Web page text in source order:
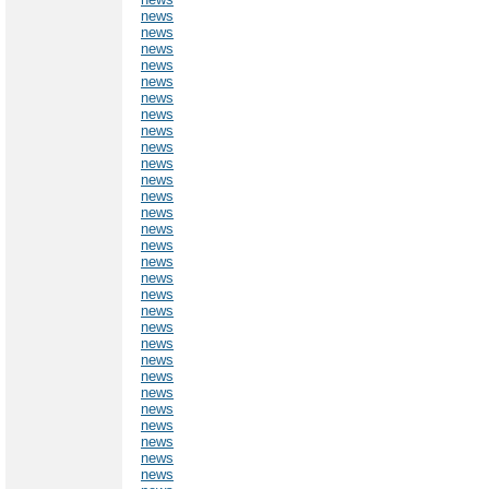
news
news
news
news
news
news
news
news
news
news
news
news
news
news
news
news
news
news
news
news
news
news
news
news
news
news
news
news
news